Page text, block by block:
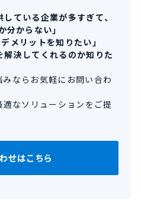
ている企業が多すぎて、
分からない」
メリットを知りたい」
決してくれるのか知りた
ならお気軽にお問い合わ
適なソリューションをご提
せはこちら